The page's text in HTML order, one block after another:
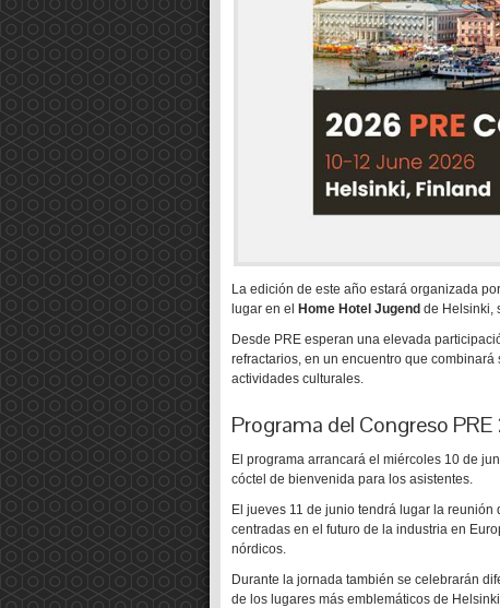
La edición de este año estará organizada por
lugar en el Home Hotel Jugend de Helsinki,
Desde PRE esperan una elevada
refractarios, en un encuentro que
actividades culturales.
Programa del Congreso
El programa arrancará el miércoles 10 de
cóctel de bienvenida para los asistentes.
El jueves 11 de junio tendrá lugar la reunión
centradas en el futuro de la industria en
nórdicos.
Durante la jornada también se celebrarán
de los lugares más emblemáticos de